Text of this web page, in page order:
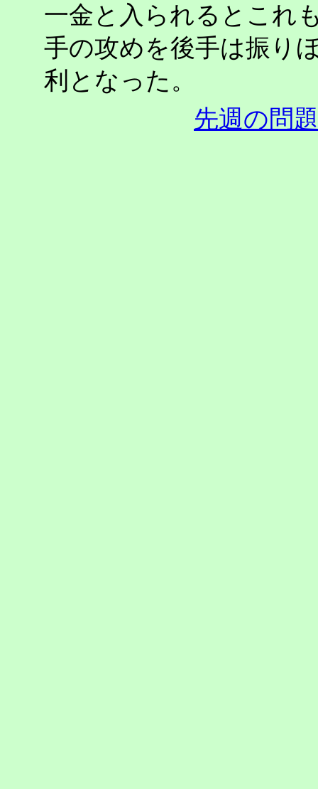
一金と入られるとこれ
手の攻めを後手は振り
利となった。
先週の問